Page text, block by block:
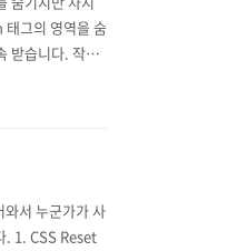
그의 영역을 숨
받습니다. 작성
서 누군가가 사
. 1. CSS Reset